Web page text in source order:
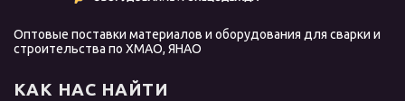
Оптовые поставки материалов и оборудования для сварки и
строительства по ХМАО, ЯНАО
КАК НАС НАЙТИ